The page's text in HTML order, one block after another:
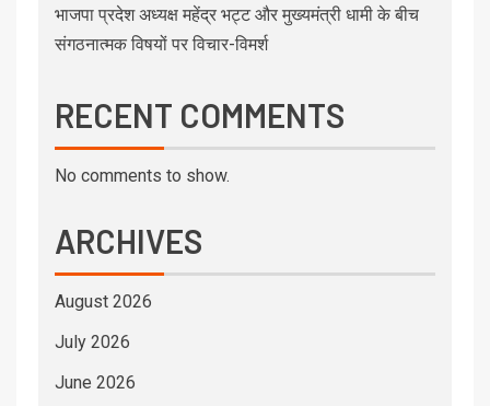
भाजपा प्रदेश अध्यक्ष महेंद्र भट्ट और मुख्यमंत्री धामी के बीच
संगठनात्मक विषयों पर विचार-विमर्श
RECENT COMMENTS
No comments to show.
ARCHIVES
August 2026
July 2026
June 2026